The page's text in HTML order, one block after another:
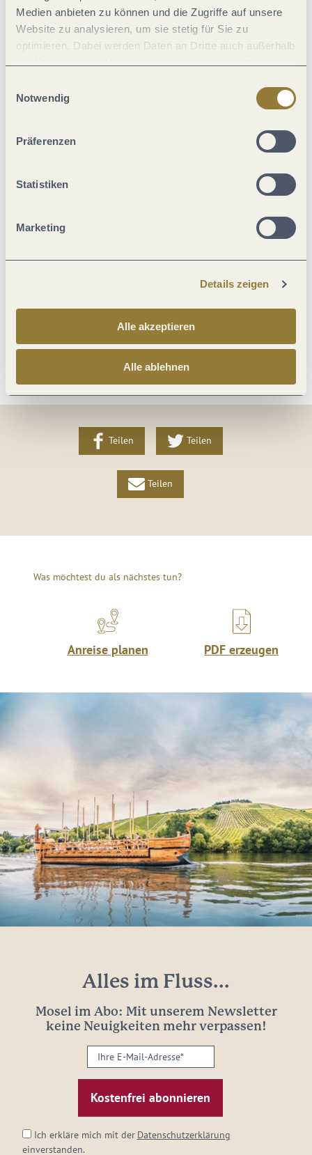
Medien anbieten zu können und die Zugriffe auf unsere
Website zu analysieren, um sie stetig für Sie zu
optimieren. Dabei werden Daten an Dritte auch außerhalb
jederzeit widerrufen werden. Mit der Auswahl "Alle
ablehnen" kann es zu Beeinträchtigungen in der Nutzung
Notwendig
Präferenzen
Statistiken
Marketing
Details zeigen
Alle akzeptieren
Alle ablehnen
Eignung
Fremdsprachen
Zahlungsarten
Ausstattung Zimmer/Appartement
Verpflegung
Lage
Weitere Infos
Teilen Teilen
Teilen
Was möchtest du als nächstes tun?
Anreise planen PDF erzeugen
Alles im Fluss...
Mosel im Abo: Mit unserem Newsletter
keine Neuigkeiten mehr verpassen!
Ihre
E-
Mail-
Adresse:
Ich erkläre mich mit der Datenschutzerklärung
einverstanden.